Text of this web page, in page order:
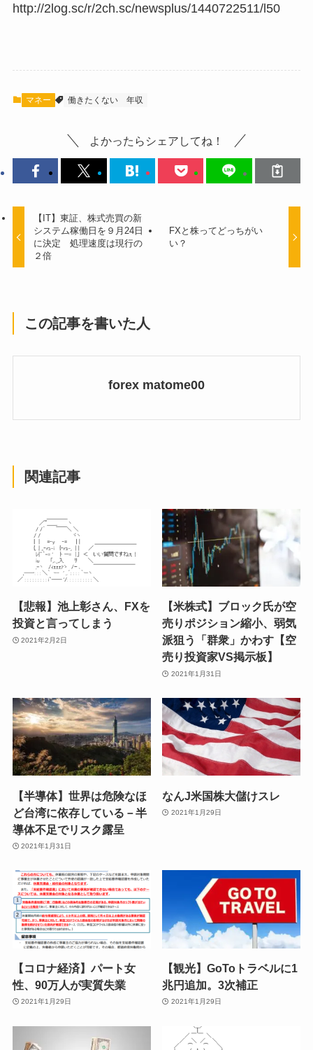
http://2log.sc/r/2ch.sc/newsplus/1440722511/l50
マネー 働きたくない 年収
よかったらシェアしてね！
【IT】東証、株式売買の新
システム稼働日を９月24日
に決定 処理速度は現行の
２倍
FXと株ってどっちがい
い？
この記事を書いた人
forex matome00
関連記事
【悲報】池上彰さん、FXを
投資と言ってしまう
2021年2月2日
【米株式】ブロック氏が空
売りポジション縮小、弱気
派狙う「群衆」かわす【空
売り投資家VS掲示板】
2021年1月31日
【半導体】世界は危険なほ
ど台湾に依存している－半
導体不足でリスク露呈
2021年1月31日
なんJ米国株大儲けスレ
2021年1月29日
【コロナ経済】パート女
性、90万人が実質失業
2021年1月29日
【観光】GoToトラベルに1
兆円追加。3次補正
2021年1月29日